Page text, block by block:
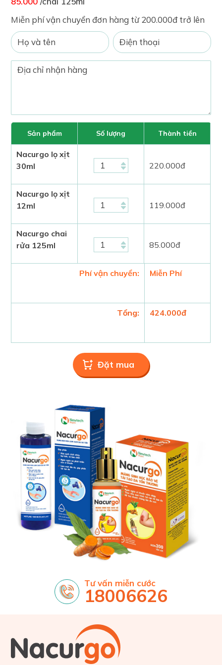
Miễn phí vận chuyển đơn hàng từ 200.000đ trở lên
Sản phẩm
Nacurgo lọ xịt
30ml
Nacurgo lọ xịt
12ml
Nacurgo chai
rửa 125ml
Số lượng Thành tiền
220.000đ
119.000đ
85.000đ
Phí vận chuyển: Miễn Phí
Tổng: 424.000đ
Tư vấn miễn cước
18006626